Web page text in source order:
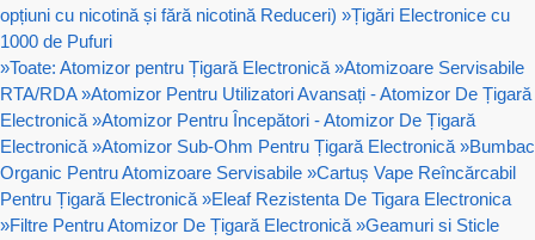
opțiuni cu nicotină și fără nicotină Reduceri) »Țigări Electronice cu
1000 de Pufuri
»Toate: Atomizor pentru Țigară Electronică »Atomizoare Servisabile
RTA/RDA »Atomizor Pentru Utilizatori Avansați - Atomizor De Țigară
Electronică »Atomizor Pentru Începători - Atomizor De Țigară
Electronică »Atomizor Sub-Ohm Pentru Țigară Electronică »Bumbac
Organic Pentru Atomizoare Servisabile »Cartuș Vape Reîncărcabil
Pentru Țigară Electronică »Eleaf Rezistenta De Tigara Electronica
»Filtre Pentru Atomizor De Țigară Electronică »Geamuri si Sticle